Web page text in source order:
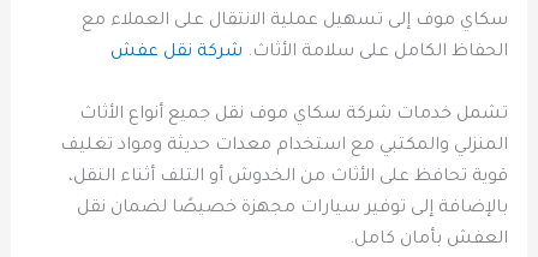
سكاي موف إلى تسهيل عملية الانتقال على العملاء مع
الحفاظ الكامل على سلامة الأثاث. شركة نقل عفش
تشمل خدمات شركة سكاي موف نقل جميع أنواع الأثاث
المنزلي والمكتبي مع استخدام معدات حديثة ومواد تغليف
قوية تحافظ على الأثاث من الخدوش أو التلف أثناء النقل،
بالإضافة إلى توفير سيارات مجهزة خصيصًا لضمان نقل
العفش بأمان كامل.